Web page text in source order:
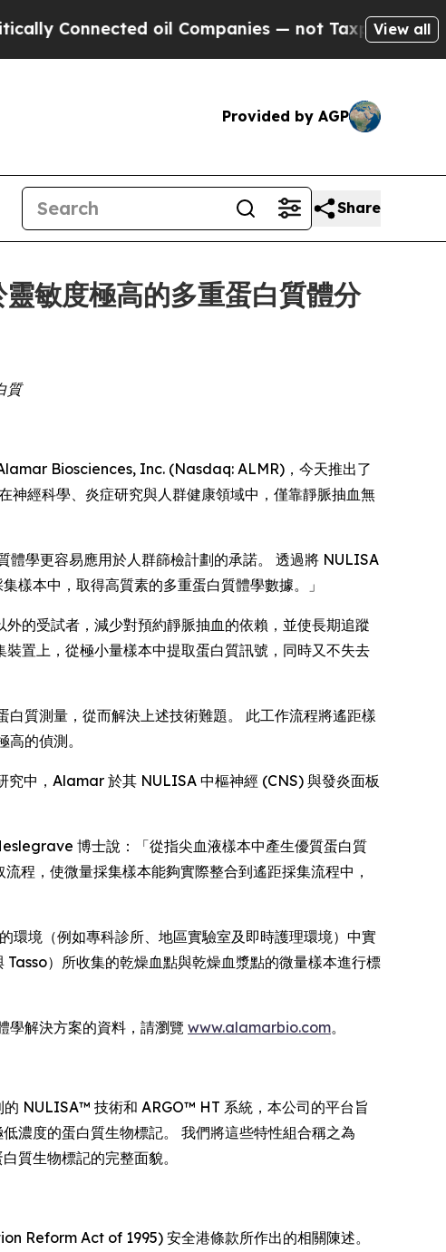
oil Companies — not Taxpayers — theView all
Provided by AGP
Share
敏度極高的多重蛋白質體分
質
Biosciences, Inc. (Nasdaq: ALMR)，今天推出了
經科學、炎症研究與人群健康領域中，僅靠靜脈抽血無
學更容易應用於人群篩檢計劃的承諾。 透過將 NULISA
樣本中，取得高質素的多重蛋白質體學數據。」
的受試者，減少對預約靜脈抽血的依賴，並使長期追蹤
置上，從極小量樣本中提取蛋白質訊號，同時又不失去
質測量，從而解決上述技術難題。 此工作流程將遙距樣
的偵測。
究中，Alamar 於其 NULISA 中樞神經 (CNS) 與發炎面板
博士說：「從指尖血液樣本中產生優質蛋白質
程，使微量採集樣本能夠實際整合到遙距採集流程中，
環境（例如專科診所、地區實驗室及即時護理環境）中實
）所收集的乾燥血點與乾燥血漿點的微量樣本進行標
學解決方案的資料，請瀏覽 www.alamarbio.com。
NULISA™ 技術和 ARGO™ HT 系統，本公司的平台旨
濃度的蛋白質生物標記。 我們將這些特性組合稱之為
質生物標記的完整面貌。
Reform Act of 1995) 安全港條款所作出的相關陳述。